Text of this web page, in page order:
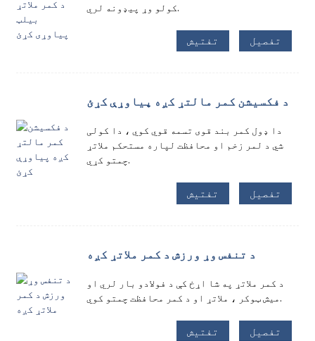
کولو وړ پیډونه لري.
تفتیش تفصیل
د فکسیشن کمر مالتړ کږه پیاوړې کړئ
دا ډول کمر بند قوی تسمه قوي کوي ، دا کولی
شي د لمر زخم او محافظت لپاره مستحکم ملاتړ
چمتو کړي.
تفتیش تفصیل
د تنفس وړ ورزش د کمر ملاتړ کږه
د کمر ملاتړ په شا اړخ کې د فولادو بار لري او
میش ټوکر ، ملاتړ او د کمر محافظت چمتو کوي.
تفتیش تفصیل